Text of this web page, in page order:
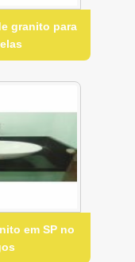
granito para
em SP no